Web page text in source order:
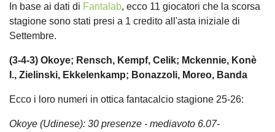
In base ai dati di Fantalab, ecco 11 giocatori che la scorsa
stagione sono stati presi a 1 credito all'asta iniziale di
Settembre.
(3-4-3) Okoye; Rensch, Kempf, Celik; Mckennie, Konè
I., Zielinski, Ekkelenkamp; Bonazzoli, Moreo, Banda
Ecco i loro numeri in ottica fantacalcio stagione 25-26:
Okoye (Udinese): 30 presenze - mediavoto 6.07-